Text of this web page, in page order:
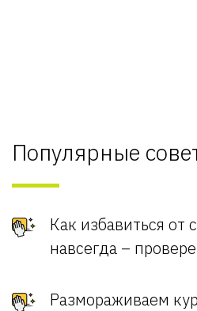
Популярные
Как избавиться от
навсегда –
Размораживаем